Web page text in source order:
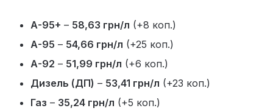
А-95+ – 58,63 грн/л (+8 коп.)
А-95 – 54,66 грн/л (+25 коп.)
А-92 – 51,99 грн/л (+6 коп.)
Дизель (ДП) – 53,41 грн/л (+23 коп.)
Газ – 35,24 грн/л (+5 коп.)